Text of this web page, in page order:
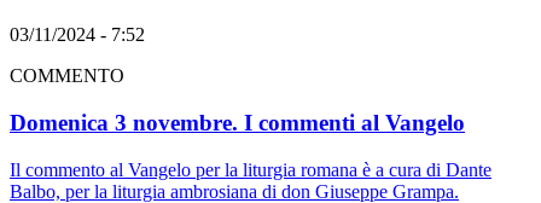
03/11/2024 - 7:52
COMMENTO
Domenica 3 novembre. I commenti al Vangelo
Il commento al Vangelo per la liturgia romana è a cura di Dante
Balbo, per la liturgia ambrosiana di don Giuseppe Grampa.